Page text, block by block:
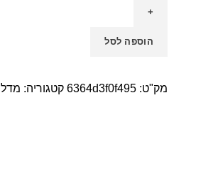
הוספה לסל
מק"ט: 6364d3f0f495 קטגוריה: